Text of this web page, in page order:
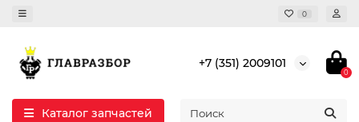
0
+7 (351) 2009101
0
Каталог запчастей